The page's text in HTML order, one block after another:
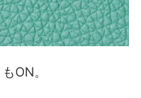
ON。